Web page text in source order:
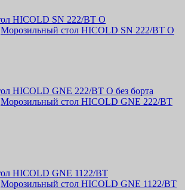
Морозильный стол HICOLD SN 222/BT O
Морозильный стол HICOLD GNE 222/BT
Морозильный стол HICOLD GNE 1122/BT